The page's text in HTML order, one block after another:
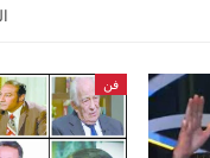
فن